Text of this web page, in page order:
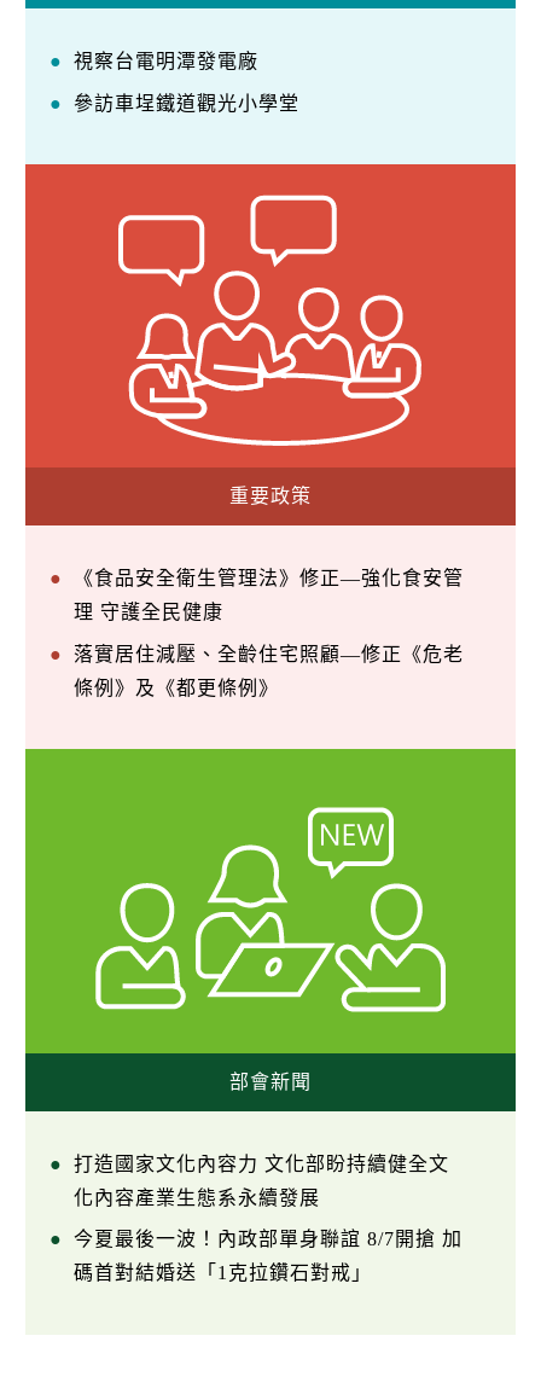
視察台電明潭發電廠
參訪車埕鐵道觀光小學堂
重要政策
《食品安全衛生管理法》修正—強化食安管
理 守護全民健康
落實居住減壓、全齡住宅照顧—修正《危老
條例》及《都更條例》
部會新聞
打造國家文化內容力 文化部盼持續健全文
化內容產業生態系永續發展
今夏最後一波！內政部單身聯誼 8/7開搶 加
碼首對結婚送「1克拉鑽石對戒」